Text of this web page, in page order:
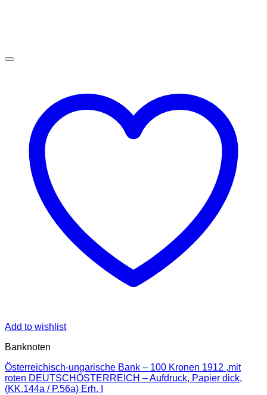
Add to wishlist
Banknoten
Österreichisch-ungarische Bank – 100 Kronen 1912 ,mit
roten DEUTSCHÖSTERREICH – Aufdruck, Papier dick,
(KK.144a / P.56a) Erh. I